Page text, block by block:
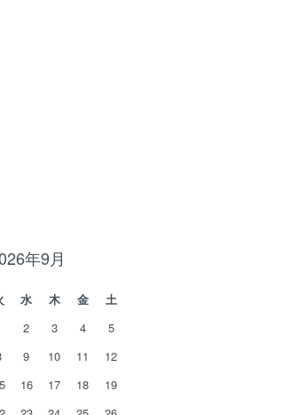
年9月
水 木 金
土
2 3 4
5
9 10 11
12
16 17 18
19